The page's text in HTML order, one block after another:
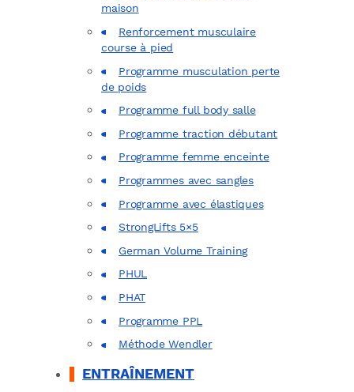
maison
Renforcement musculaire
course à pied
Programme musculation perte
de poids
Programme full body salle
Programme traction débutant
Programme femme enceinte
Programmes avec sangles
Programme avec élastiques
StrongLifts 5×5
German Volume Training
PHUL
PHAT
Programme PPL
Méthode Wendler
ENTRAÎNEMENT